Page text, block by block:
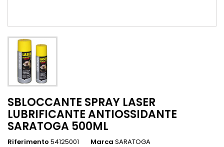
SBLOCCANTE SPRAY LASER
LUBRIFICANTE ANTIOSSIDANTE
SARATOGA 500ML
Riferimento 54125001 Marca SARATOGA